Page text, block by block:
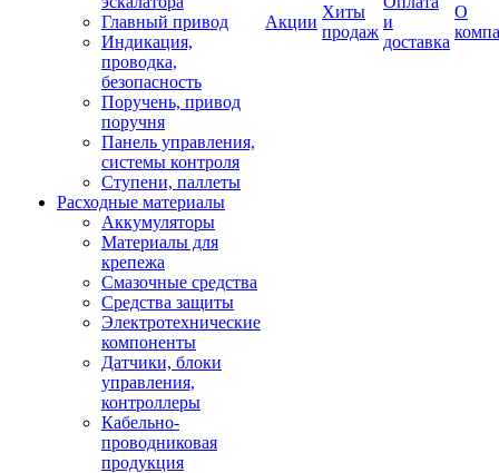
Главный привод
Индикация,
проводка,
безопасность
Поручень, привод
поручня
Панель управления,
системы контроля
Ступени, паллеты
Расходные материалы
Аккумуляторы
Материалы для
крепежа
Смазочные средства
Средства защиты
Электротехнические
компоненты
Датчики, блоки
управления,
контроллеры
Кабельно-
проводниковая
продукция
Акции
Хиты
продаж
и
доставка
О